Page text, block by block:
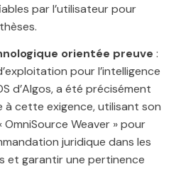
par l’utilisateur pour
orientée preuve :
pour l’intelligence
d’Algos, a été précisément
cette exigence, utilisant son
OmniSource Weaver » pour
juridique dans les
et garantir une pertinence